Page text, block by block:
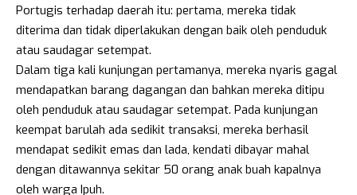
Portugis terhadap daerah itu: pertama, mereka tidak
diterima dan tidak diperlakukan dengan baik oleh penduduk
atau saudagar setempat.
Dalam tiga kali kunjungan pertamanya, mereka nyaris gagal
mendapatkan barang dagangan dan bahkan mereka ditipu
oleh penduduk atau saudagar setempat. Pada kunjungan
keempat barulah ada sedikit transaksi, mereka berhasil
mendapat sedikit emas dan lada, kendati dibayar mahal
dengan ditawannya sekitar 50 orang anak buah kapalnya
oleh warga Ipuh.